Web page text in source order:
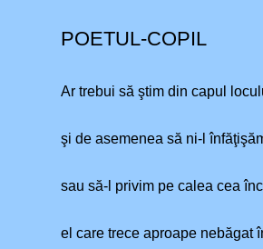
POETUL-COPIL
Ar trebui să ştim din capul
şi de asemenea să ni-l
sau să-l privim pe calea cea
el care trece aproape nebăgat